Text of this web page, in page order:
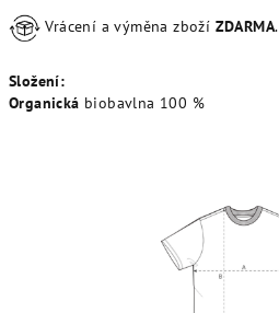
Vrácení a výměna zboží ZDARMA.
Složení:
Organická biobavlna 100 %